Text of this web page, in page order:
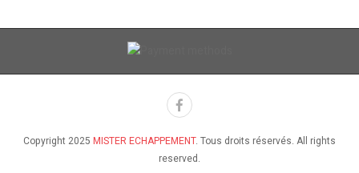
Copyright 2025 MISTER ECHAPPEMENT. Tous droits réservés. All rights
reserved.